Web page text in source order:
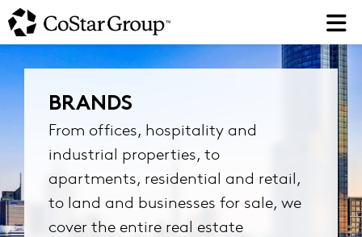
Skip
to
main
content
BRANDS
From offices, hospitality and
industrial properties, to
apartments, residential and retail,
to land and businesses for sale, we
cover the entire real estate